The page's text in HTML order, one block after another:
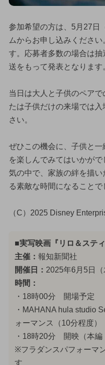
参加希望の方は、5月27日
ムからお申し込みくださ
す。応募者多数の場合は
送をもって発表となります
当日は大人と子供のペア
たは子供だけの来場では
さい。
ぜひこの機会に、子供と
を楽しんでみてはいかが
気の中で、家族の絆を描
る素敵な時間になることで
（C）2025 Disney
■実写映画『リロ＆ステ
主催： 報知新聞社
開催日： 2025年6月5日（
時間：
・18時00分 開場予定
・MAHANA hula studio
ォーマンス（10分程度）
・18時20分 開映（本編
※フラダンスパフォーマ
す